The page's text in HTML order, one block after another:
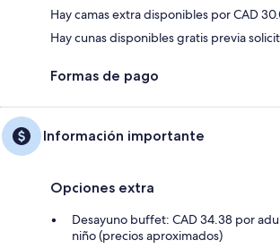
Hay camas extra disponibles por CAD
Hay cunas disponibles gratis previa
Formas de pago
Información importante
Opciones extra
Desayuno buffet: CAD 34.38 por
niño (precios aproximados)